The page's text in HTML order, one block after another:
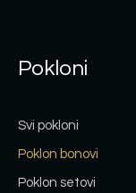
Pokloni
Svi pokloni
Poklon bonovi
Poklon setovi